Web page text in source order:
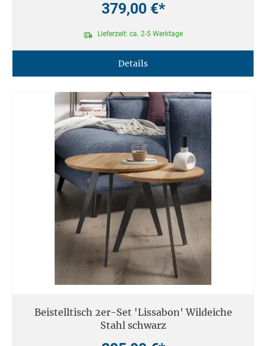
379,00 €*
Lieferzeit: ca. 2-5 Werktage
Details
Beistelltisch 2er-Set 'Lissabon' Wildeiche
Stahl schwarz